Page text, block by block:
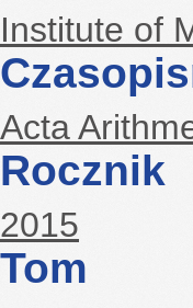
Institute of
Acta
Rocznik
2015
Tom